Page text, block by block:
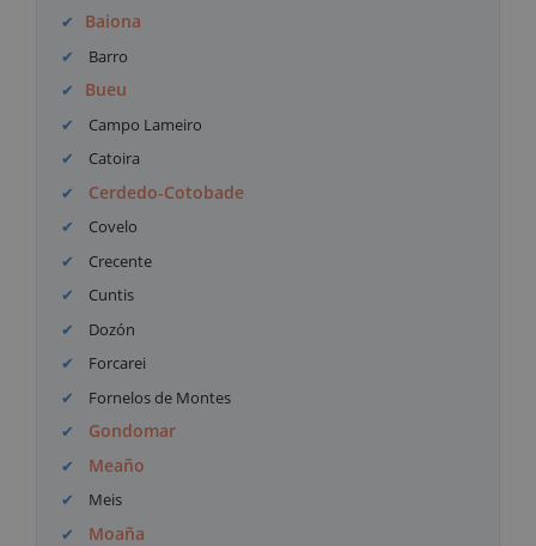
Baiona
Barro
Bueu
Campo Lameiro
Catoira
Cerdedo-Cotobade
Covelo
Crecente
Cuntis
Dozón
Forcarei
Fornelos de Montes
Gondomar
Meaño
Meis
Moaña